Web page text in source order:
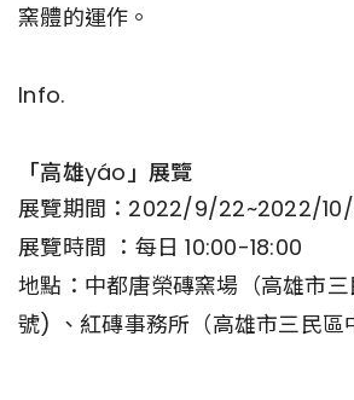
窯體的運作。
Info.
「高雄yáo」展覽
展覽期間：2022/9/22~2022/
展覽時間 ：每日 10:00-18:00
地點：中都唐榮磚窯場（高雄市
號) 、紅磚事務所（高雄市三民區